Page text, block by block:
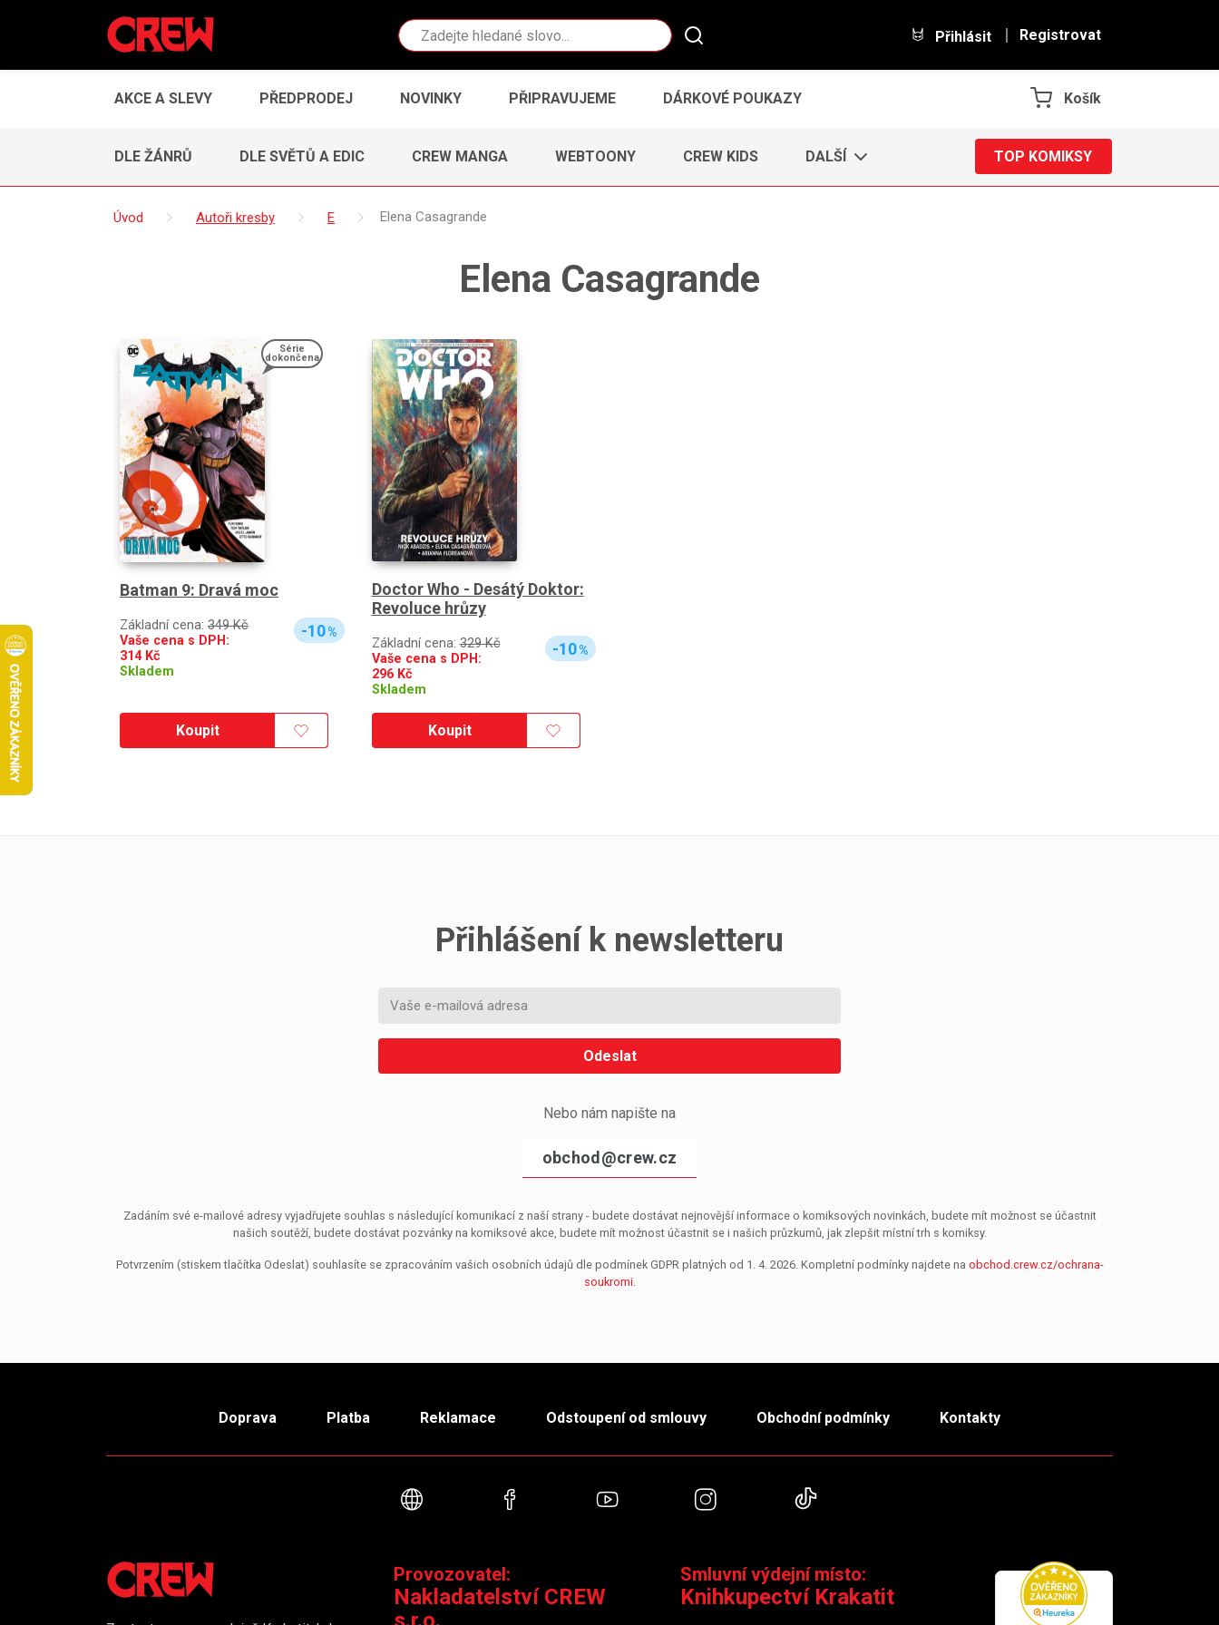
Vyhledávání Přihlásit Registrovat
AKCE A SLEVY PŘEDPRODEJ NOVINKY PŘIPRAVUJEME DÁRKOVÉ POUKAZY Košík
DLE ŽÁNRŮ DLE SVĚTŮ A EDIC CREW MANGA WEBTOONY CREW KIDS DALŠÍ TOP KOMIKSY
Úvod Autoři kresby E Elena Casagrande
Elena Casagrande
Série
dokončena
Batman 9: Dravá moc
Základní cena: 349 Kč
Vaše cena s DPH:
314Kč
Skladem
-10%
Koupit
Doctor Who - Desátý Doktor:
Revoluce hrůzy
Základní cena:329 Kč
Vaše cena s DPH:
296Kč
Skladem
-10%
Koupit
Přihlášení k newsletteru
Odeslat
Nebo nám napište na
obchod@crew.cz
Zadáním své e-mailové adresy vyjadřujete souhlas s následující komunikací z naší strany - budete dostávat nejnovější informace o komiksových novinkách, budete mít možnost se účastnit
našich soutěží, budete dostávat pozvánky na komiksové akce, budete mít možnost účastnit se i našich průzkumů, jak zlepšit místní trh s komiksy.
Potvrzením (stiskem tlačítka Odeslat) souhlasíte se zpracováním vašich osobních údajů dle podmínek GDPR platných od 1. 4. 2026. Kompletní podmínky najdete na obchod.crew.cz/ochrana-
soukromi.
Doprava Platba Reklamace Odstoupení od smlouvy Obchodní podmínky Kontakty
Webové stránkyFacebookYouTube Instagram
Provozovatel:
Nakladatelství CREW
Smluvní výdejní místo:
Knihkupectví Krakatit